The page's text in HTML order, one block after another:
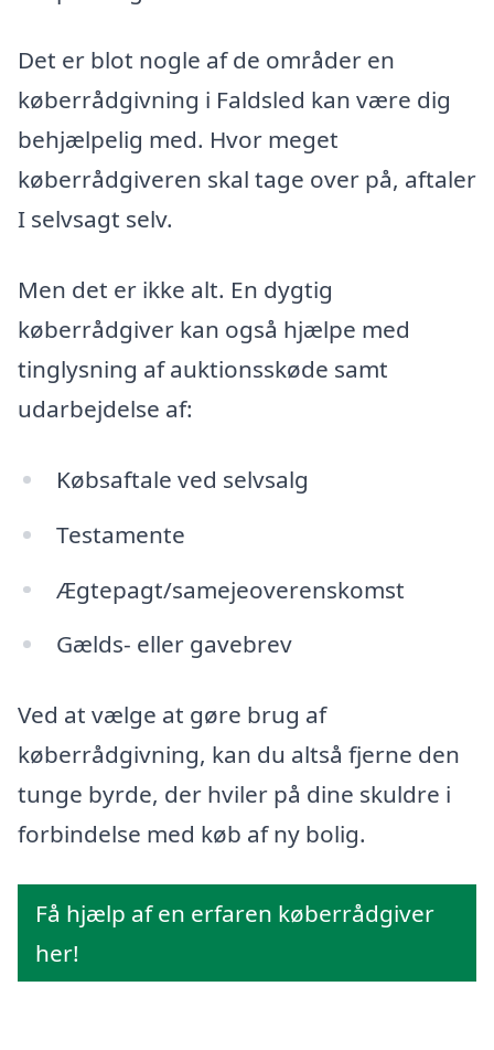
Det er blot nogle af de områder en
køberrådgivning i Faldsled kan være dig
behjælpelig med. Hvor meget
køberrådgiveren skal tage over på, aftaler
I selvsagt selv.
Men det er ikke alt. En dygtig
køberrådgiver kan også hjælpe med
tinglysning af auktionsskøde samt
udarbejdelse af:
Købsaftale ved selvsalg
Testamente
Ægtepagt/samejeoverenskomst
Gælds- eller gavebrev
Ved at vælge at gøre brug af
køberrådgivning, kan du altså fjerne den
tunge byrde, der hviler på dine skuldre i
forbindelse med køb af ny bolig.
Få hjælp af en erfaren køberrådgiver
her!